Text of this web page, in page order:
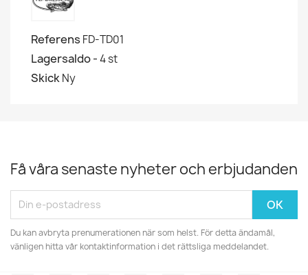
Referens FD-TD01
Lagersaldo -4 st
SkickNy
Få våra senaste nyheter och erbjudanden
Du kan avbryta prenumerationen när som helst. För detta ändamål,
vänligen hitta vår kontaktinformation i det rättsliga meddelandet.